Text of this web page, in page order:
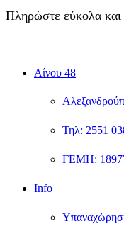
Πληρώστε εύκολα
Αίνου 48
Τηλ: 2551
ΓΕΜΗ:
Info